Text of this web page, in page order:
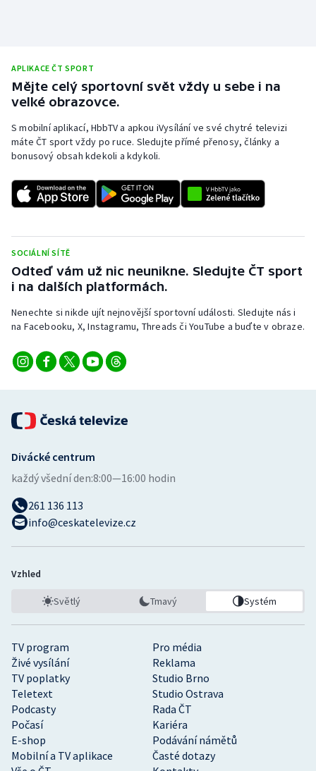
APLIKACE ČT SPORT
Mějte celý sportovní svět vždy u sebe i na
velké obrazovce.
S mobilní aplikací, HbbTV a apkou iVysílání ve své chytré televizi
máte ČT sport vždy po ruce. Sledujte přímé přenosy, články a
bonusový obsah kdekoli a kdykoli.
SOCIÁLNÍ SÍTĚ
Odteď vám už nic neunikne. Sledujte ČT sport
i na dalších platformách.
Nenechte si nikde ujít nejnovější sportovní události. Sledujte nás i
na Facebooku, X, Instagramu, Threads či YouTube a buďte v obraze.
TV program
Pro média
Živé vysílání
Reklama
TV poplatky
Studio Brno
Teletext
Studio Ostrava
Podcasty
Rada ČT
Počasí
Kariéra
E-shop
Podávání námětů
Mobilní a TV aplikace
Časté dotazy
Divácké centrum
každý všední den:8:00—16:00 hodin
261 136 113
info@ceskatelevize.cz
Vzhled
Světlý Tmavý Systém